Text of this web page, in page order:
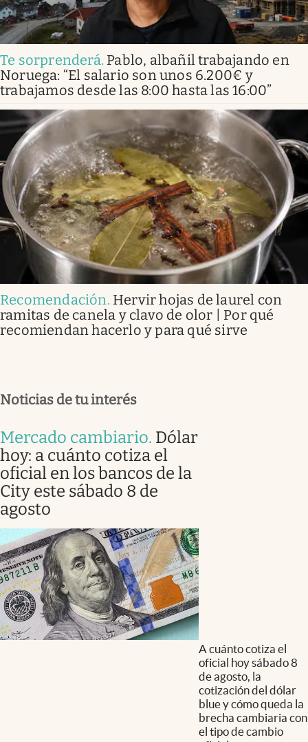
Te sorprenderá. Pablo, albañil trabajando en
Noruega: “El salario son unos 6.200€ y
trabajamos desde las 8:00 hasta las 16:00”
Recomendación. Hervir hojas de laurel con
ramitas de canela y clavo de olor | Por qué
recomiendan hacerlo y para qué sirve
Noticias de tu interés
Mercado cambiario. Dólar
hoy: a cuánto cotiza el
oficial en los bancos de la
City este sábado 8 de
agosto
A cuánto cotiza el
oficial hoy sábado 8
de agosto, la
cotización del dólar
blue y cómo queda la
brecha cambiaria con
el tipo de cambio